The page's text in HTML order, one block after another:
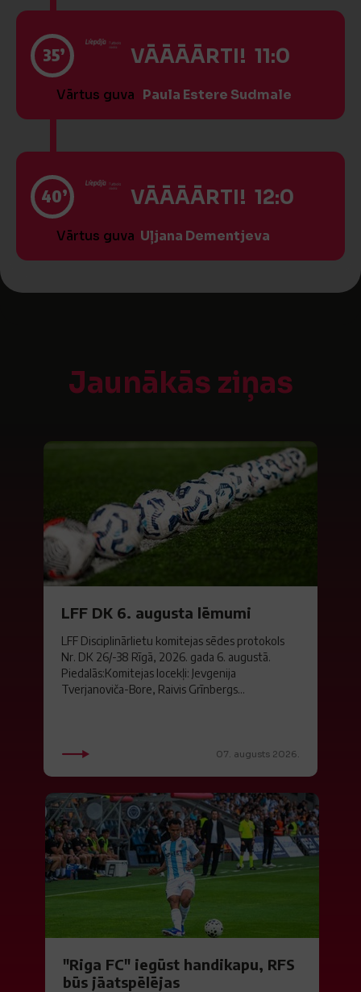
35’ VĀĀĀĀRTI! 11:0
Vārtus guva Paula Estere Sudmale
40’ VĀĀĀĀRTI! 12:0
Vārtus guva Uļjana Dementjeva
Jaunākās ziņas
LFF DK 6. augusta lēmumi
LFF Disciplinārlietu komitejas sēdes protokols
Nr. DK 26/-38 Rīgā, 2026. gada 6. augustā.
Piedalās:Komitejas locekļi: Jevgenija
Tverjanoviča-Bore, Raivis Grīnbergs...
07. augusts 2026.
"Riga FC" iegūst handikapu, RFS
būs jāatspēlējas